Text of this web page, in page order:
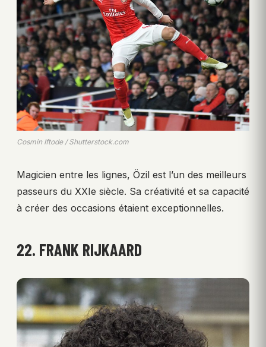
Cosmin Iftode / Shutterstock.com
Magicien entre les lignes, Özil est l’un des meilleurs
passeurs du XXIe siècle. Sa créativité et sa capacité
à créer des occasions étaient exceptionnelles.
22. FRANK RIJKAARD